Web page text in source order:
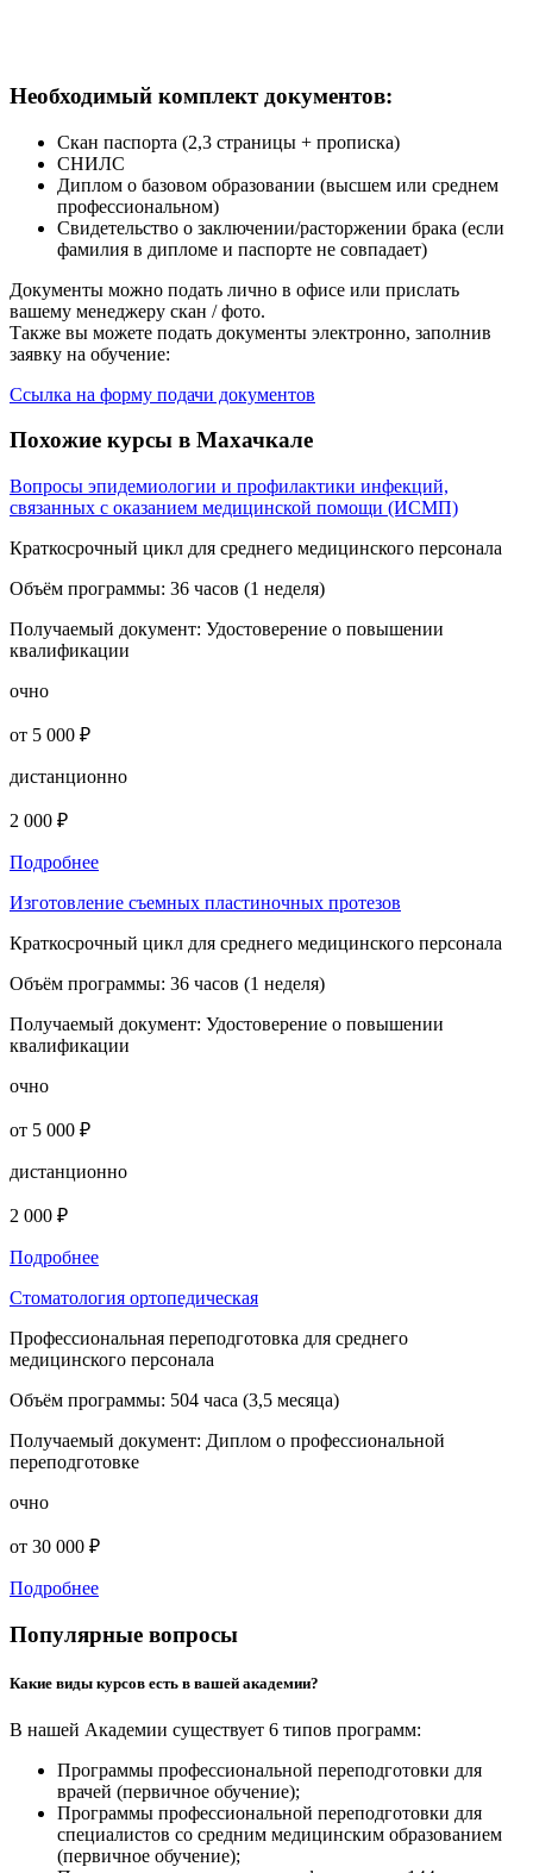
Необходимый комплект документов:
Скан паспорта (2,3 страницы + прописка)
СНИЛС
Диплом о базовом образовании (высшем или среднем
профессиональном)
Свидетельство о заключении/расторжении брака (если
фамилия в дипломе и паспорте не совпадает)
Документы можно подать лично в офисе или прислать
вашему менеджеру скан / фото.
Также вы можете подать документы электронно, заполнив
заявку на обучение:
Ссылка на форму подачи документов
Похожие курсы в Махачкале
Вопросы эпидемиологии и профилактики инфекций,
связанных с оказанием медицинской помощи (ИСМП)
Краткосрочный цикл для среднего медицинского персонала
Объём программы: 36 часов (1 неделя)
Получаемый документ: Удостоверение о повышении
квалификации
очно
от 5 000 ₽
дистанционно
2 000 ₽
Подробнее
Изготовление съемных пластиночных протезов
Краткосрочный цикл для среднего медицинского персонала
Объём программы: 36 часов (1 неделя)
Получаемый документ: Удостоверение о повышении
квалификации
очно
от 5 000 ₽
дистанционно
2 000 ₽
Подробнее
Стоматология ортопедическая
Профессиональная переподготовка для среднего
медицинского персонала
Объём программы: 504 часа (3,5 месяца)
Получаемый документ: Диплом о профессиональной
переподготовке
очно
от 30 000 ₽
Подробнее
Популярные вопросы
Какие виды курсов есть в вашей академии?
В нашей Академии существует 6 типов программ:
Программы профессиональной переподготовки для
врачей (первичное обучение);
Программы профессиональной переподготовки для
специалистов со средним медицинским образованием
(первичное обучение);